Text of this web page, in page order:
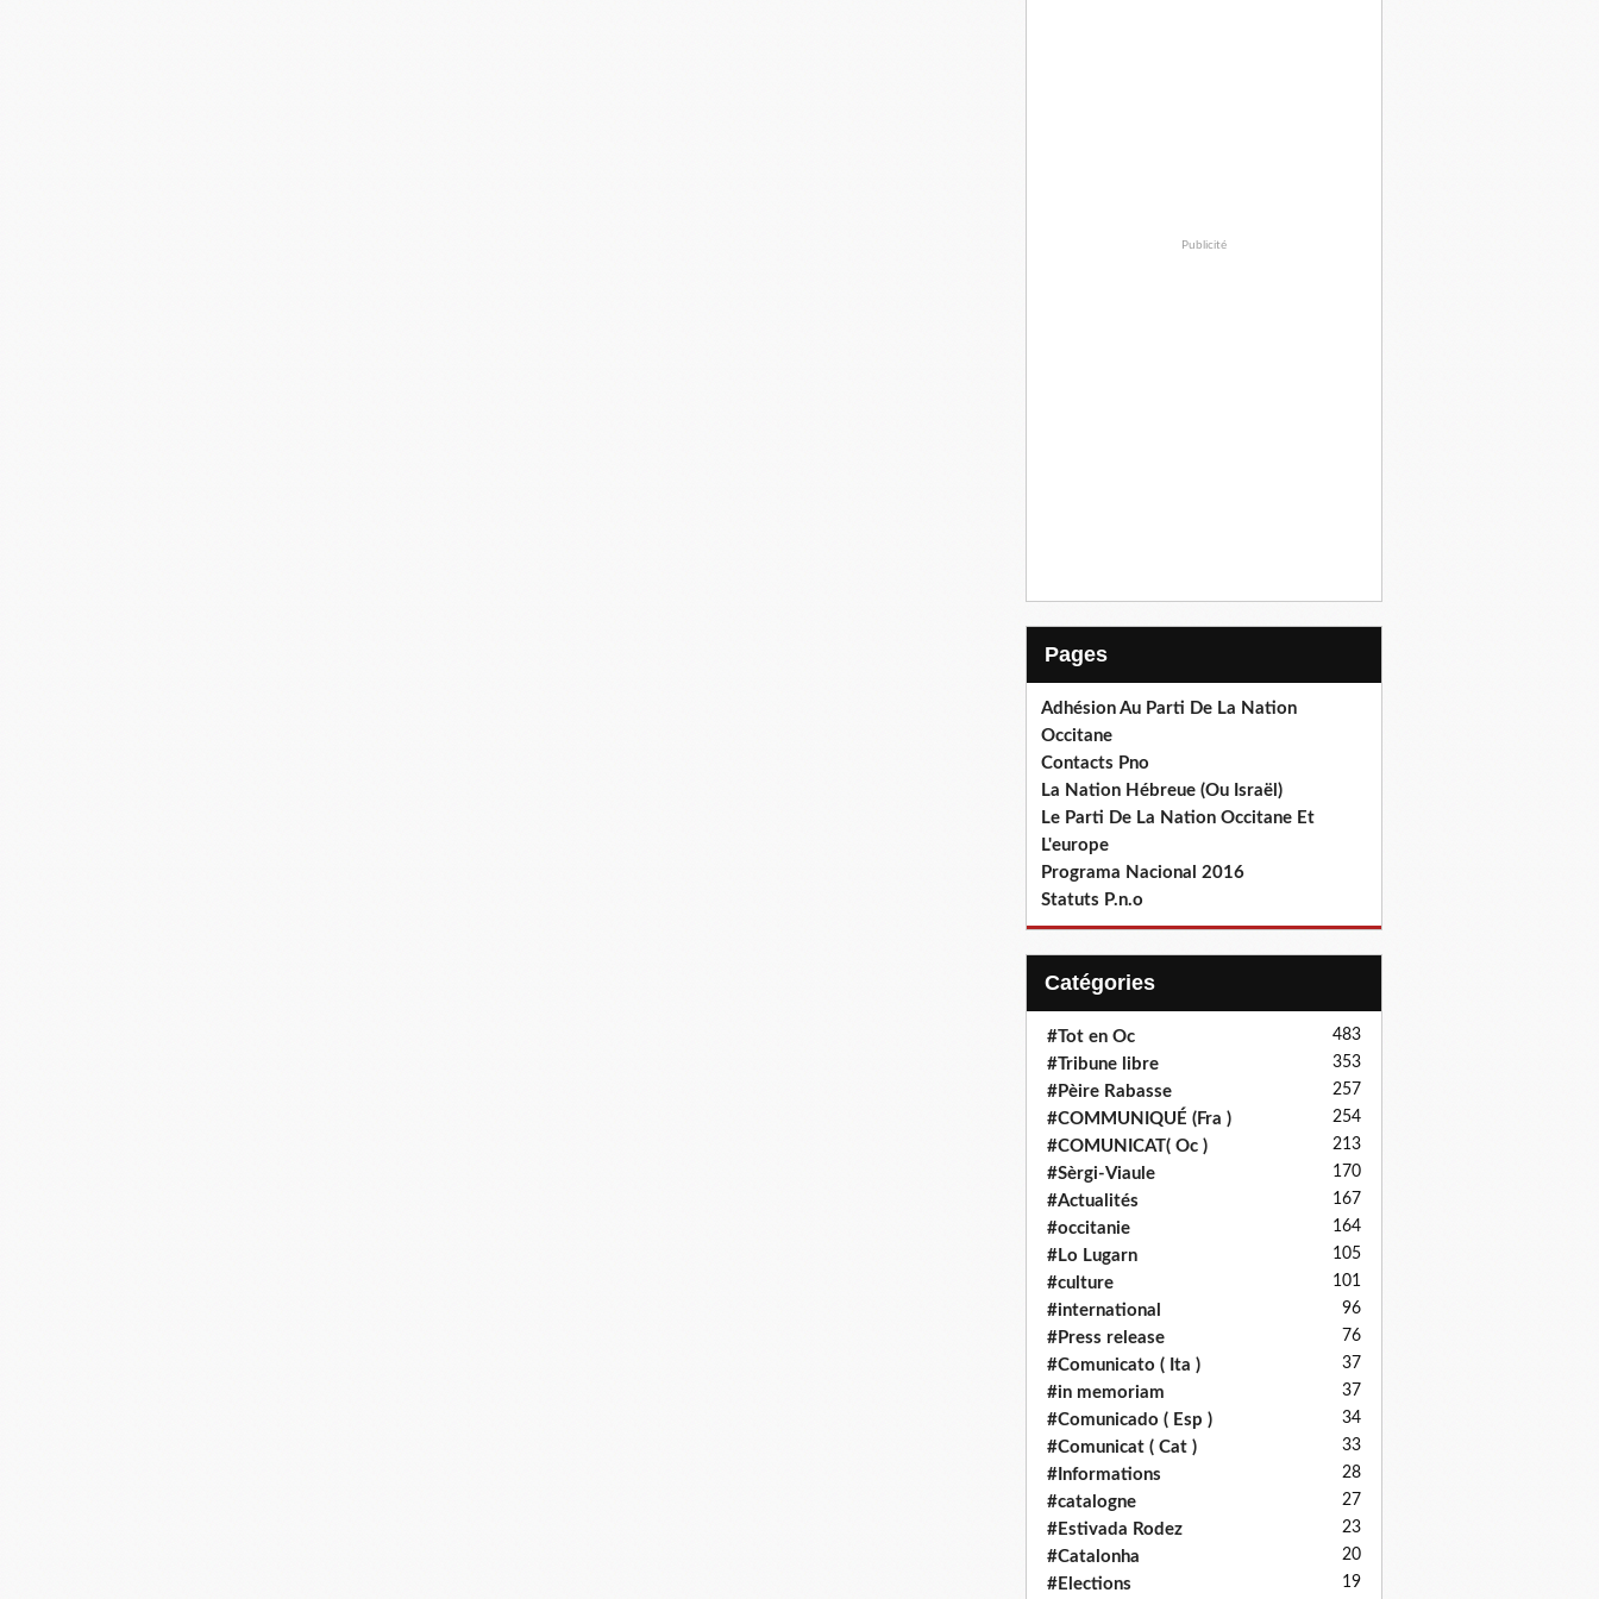
Publicité
Pages
Adhésion Au Parti De La Nation
Occitane
Contacts Pno
La Nation Hébreue (Ou Israël)
Le Parti De La Nation Occitane Et
L'europe
Programa Nacional 2016
Statuts P.n.o
Catégories
#Tot en Oc 483
#Tribune libre 353
#Pèire Rabasse 257
#COMMUNIQUÉ (Fra ) 254
#COMUNICAT( Oc ) 213
#Sèrgi-Viaule 170
#Actualités 167
#occitanie 164
#Lo Lugarn 105
#culture 101
#international 96
#Press release 76
#Comunicato ( Ita ) 37
#in memoriam 37
#Comunicado ( Esp ) 34
#Comunicat ( Cat ) 33
#Informations 28
#catalogne 27
#Estivada Rodez 23
#Catalonha 20
#Elections 19